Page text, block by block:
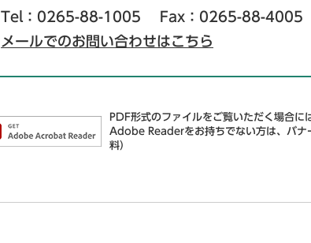
Tel：0265-88-1005
Fax：0265-88-4005
メールでのお問い合わせはこちら
PDF形式のファイルをご覧いただく場合
Adobe Readerをお持ちでない方は、バナ
料）